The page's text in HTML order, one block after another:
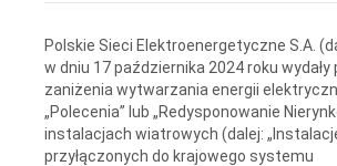
Polskie Sieci Elektroenergetyczne S.A.
w dniu 17 października 2024 roku wydały
zaniżenia wytwarzania energii
„Polecenia” lub „Redysponowanie
instalacjach wiatrowych (dalej:
przyłączonych do krajowego systemu